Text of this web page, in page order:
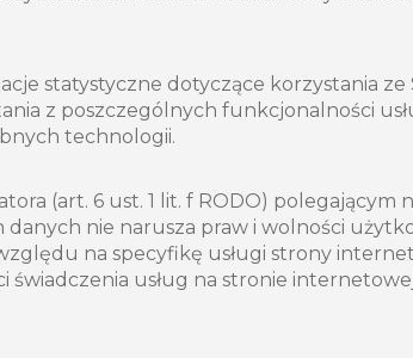
statystyczne dotyczące korzystania ze
z poszczególnych funkcjonalności
technologii.
(art. 6 ust. 1 lit. f RODO) polegającym
nie narusza praw i wolności
na specyfikę usługi strony
świadczenia usług na stronie